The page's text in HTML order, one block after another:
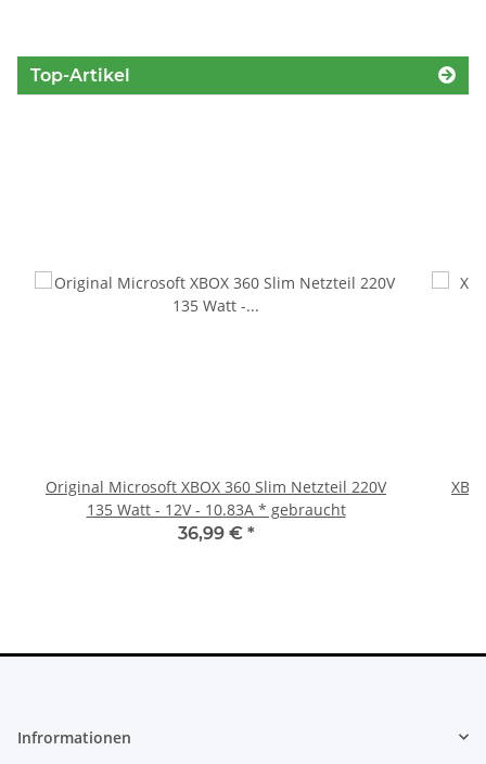
Top-Artikel
Original Microsoft XBOX 360 Slim Netzteil 220V
135 Watt - 12V - 10.83A * gebraucht
36,99 € *
Infrormationen